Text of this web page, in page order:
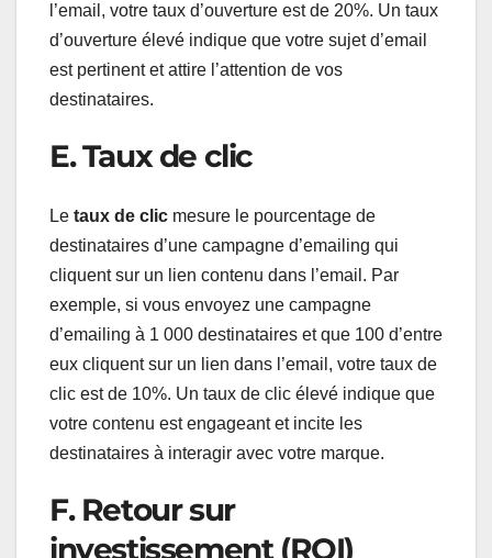
l’email, votre taux d’ouverture est de 20%. Un taux
d’ouverture élevé indique que votre sujet d’email
est pertinent et attire l’attention de vos
destinataires.
E. Taux de clic
Le taux de clic mesure le pourcentage de
destinataires d’une campagne d’emailing qui
cliquent sur un lien contenu dans l’email. Par
exemple, si vous envoyez une campagne
d’emailing à 1 000 destinataires et que 100 d’entre
eux cliquent sur un lien dans l’email, votre taux de
clic est de 10%. Un taux de clic élevé indique que
votre contenu est engageant et incite les
destinataires à interagir avec votre marque.
F. Retour sur
investissement (ROI)